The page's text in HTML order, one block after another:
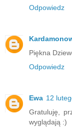
Odpowiedz
Piękna
Odpowiedz
Ewa 12
Gratuluję,
wyglądają :)